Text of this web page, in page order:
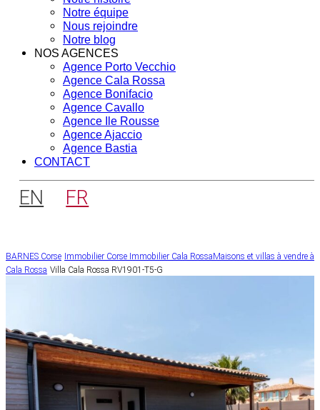
Notre équipe
Nous rejoindre
Notre blog
NOS AGENCES
Agence Porto Vecchio
Agence Cala Rossa
Agence Bonifacio
Agence Cavallo
Agence Ile Rousse
Agence Ajaccio
Agence Bastia
CONTACT
EN FR
BARNES Corse Immobilier Corse Immobilier Cala RossaMaisons et villas à vendre à
Cala Rossa Villa Cala Rossa RV1901-T5-G